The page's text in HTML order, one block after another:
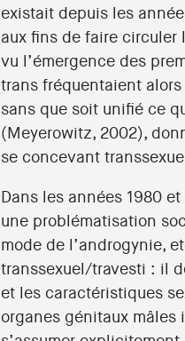
existait depuis les
aux fins de faire circuler
vu l’émergence des
trans fréquentaient
sans que soit unifié ce
(Meyerowitz, 2002),
se concevant
Dans les années 1980
une problématisation
mode de l’androgynie,
transsexuel/travesti : il
et les caractéristiques
organes génitaux